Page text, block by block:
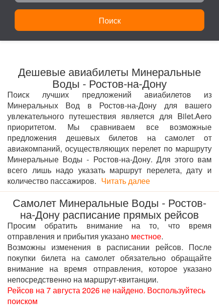
Поиск
Дешевые авиабилеты Минеральные
Воды - Ростов-на-Дону
Поиск лучших предложений авиабилетов из
Минеральных Вод в Ростов-на-Дону для вашего
увлекательного путешествия является для Bilet.Aero
приоритетом. Мы сравниваем все возможные
предложения дешевых билетов на самолет от
авиакомпаний, осуществляющих перелет по маршруту
Минеральные Воды - Ростов-на-Дону. Для этого вам
всего лишь надо указать маршрут перелета, дату и
количество пассажиров. Читать далее
Самолет Минеральные Воды - Ростов-
на-Дону расписание прямых рейсов
Просим обратить внимание на то, что время
отправления и прибытия указано местное.
Возможны изменения в расписании рейсов. После
покупки билета на самолет обязательно обращайте
внимание на время отправления, которое указано
непосредственно на маршрут-квитанции.
Рейсов на 7 августа 2026 не найдено. Воспользуйтесь
поиском